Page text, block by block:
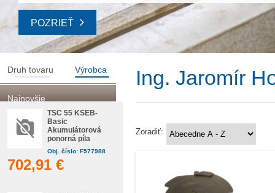
POZRIEŤ
Druh tovaru Výrobca
Najnovšie
TSC 55 KSEB-
Basic
Akumulátorová
ponorná píla
Obj. číslo: F577988
702,91 €
Ing. Jaromír
Zoradiť: